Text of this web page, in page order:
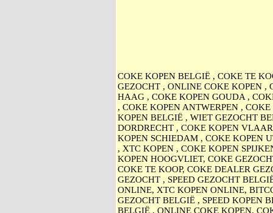
COKE KOPEN BELGIË , COKE TE
GEZOCHT , ONLINE COKE KOPEN ,
HAAG , COKE KOPEN GOUDA ,
, COKE KOPEN ANTWERPEN ,
KOPEN BELGIË , WIET GEZOCHT
DORDRECHT , COKE KOPEN
KOPEN SCHIEDAM , COKE KOPEN
, XTC KOPEN , COKE KOPEN
KOPEN HOOGVLIET, COKE
COKE TE KOOP, COKE DEALER
GEZOCHT , SPEED GEZOCHT
ONLINE, XTC KOPEN ONLINE,
GEZOCHT BELGIË , SPEED KOPEN
BELGIË , ONLINE COKE KOPEN,